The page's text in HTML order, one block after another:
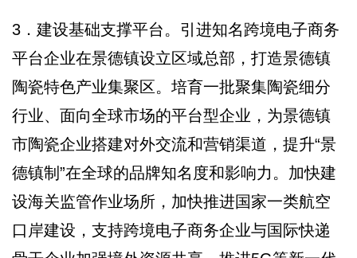
3．建设基础支撑平台。引进知名跨境电子商务
平台企业在景德镇设立区域总部，打造景德镇
陶瓷特色产业集聚区。培育一批聚集陶瓷细分
行业、面向全球市场的平台型企业，为景德镇
市陶瓷企业搭建对外交流和营销渠道，提升“景
德镇制”在全球的品牌知名度和影响力。加快建
设海关监管作业场所，加快推进国家一类航空
口岸建设，支持跨境电子商务企业与国际快递